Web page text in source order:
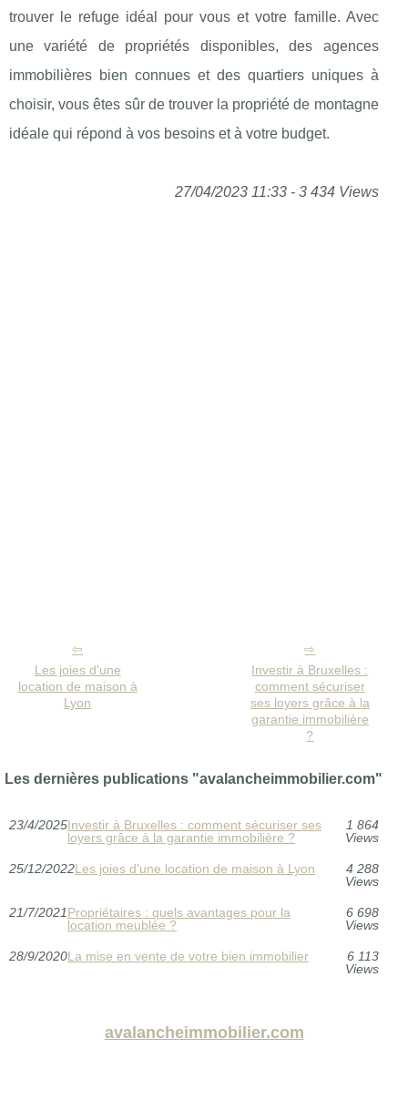
trouver le refuge idéal pour vous et votre famille. Avec
une variété de propriétés disponibles, des agences
immobilières bien connues et des quartiers uniques à
choisir, vous êtes sûr de trouver la propriété de montagne
idéale qui répond à vos besoins et à votre budget.
27/04/2023 11:33 - 3 434 Views
Les joies d'une
location de maison à
Lyon
Investir à Bruxelles :
comment sécuriser
ses loyers grâce à la
garantie immobilière
?
Les dernières publications "avalancheimmobilier.com"
23/4/2025Investir à Bruxelles : comment sécuriser ses
loyers grâce à la garantie immobilière ?
1 864
Views
25/12/2022Les joies d'une location de maison à Lyon
4 288
Views
21/7/2021Propriétaires : quels avantages pour la
location meublée ?
6 698
Views
28/9/2020La mise en vente de votre bien immobilier
6 113
Views
avalancheimmobilier.com